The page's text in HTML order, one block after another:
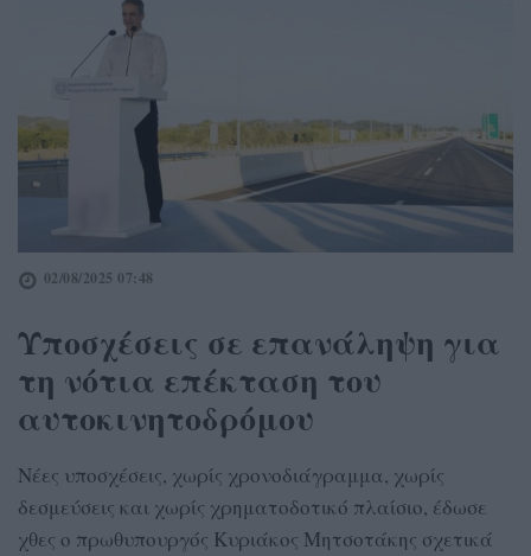
02/08/2025 07:48
Υποσχέσεις σε επανάληψη για
τη νότια επέκταση του
αυτοκινητοδρόμου
Νέες υποσχέσεις, χωρίς χρονοδιάγραμμα, χωρίς
δεσμεύσεις και χωρίς χρηματοδοτικό πλαίσιο, έδωσε
χθες ο πρωθυπουργός Κυριάκος Μητσοτάκης σχετικά